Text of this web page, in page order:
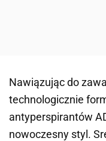
Nawiązując do
technologicznie
antyperspirantów
nowoczesny styl.